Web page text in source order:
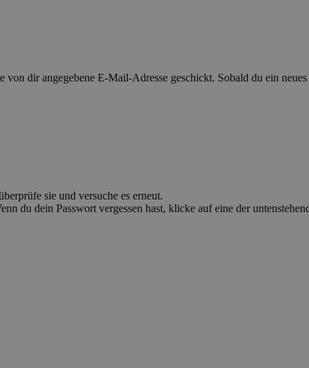
dir angegebene E-Mail-Adresse geschickt. Sobald du ein
sie und versuche es erneut.
du dein Passwort vergessen hast, klicke auf eine der